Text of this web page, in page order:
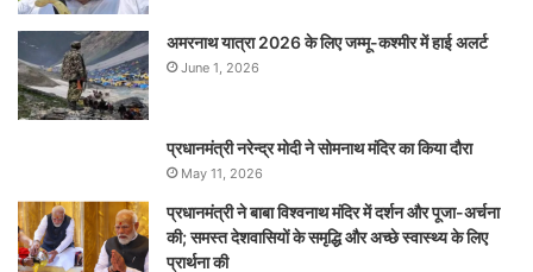
अमरनाथ यात्रा 2026 के लिए जम्मू-कश्मीर में हाई अलर्ट
June 1, 2026
प्रधानमंत्री नरेन्‍द्र मोदी ने सोमनाथ मंदिर का किया दौरा
May 11, 2026
प्रधानमंत्री ने बाबा विश्वनाथ मंदिर में दर्शन और पूजा-अर्चना
की; समस्‍त देशवासियों के समृद्धि और अच्छे स्वास्थ्य के लिए
प्रार्थना की